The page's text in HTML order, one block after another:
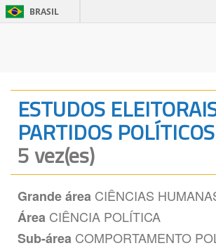
BRASIL
ESTUDOS
PARTIDOS POLÍTICOS
5 vez(es)
Grande área CIÊNCIAS
Área CIÊNCIA POLÍTICA
Sub-área COMPORTAMENTO